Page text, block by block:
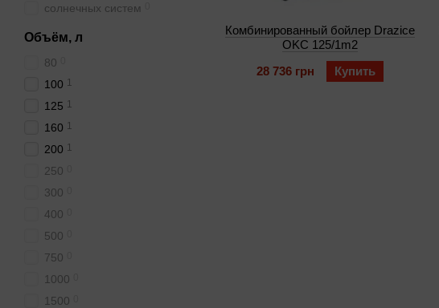
Комбинированный бойлер Drazice
OKC 125/1m2
28 736 грн
Купить
солнечных систем
Объём, л
80
100 1
125 1
160 1
200 1
250
300
400
500
750
1000
1500